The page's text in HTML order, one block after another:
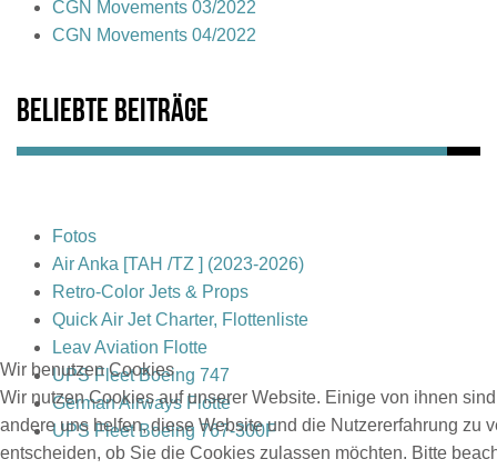
CGN Movements 03/2022
CGN Movements 04/2022
Beliebte Beiträge
Fotos
Air Anka [TAH /TZ ] (2023-2026)
Retro-Color Jets & Props
Quick Air Jet Charter, Flottenliste
Leav Aviation Flotte
UPS Fleet Boeing 747
German Airways Flotte
UPS Fleet Boeing 767-300F
Wir benutzen Cookies
Wir nutzen Cookies auf unserer Website. Einige von ihnen
andere uns helfen, diese Website und die Nutzererfahrung zu
entscheiden, ob Sie die Cookies zulassen möchten. Bitte